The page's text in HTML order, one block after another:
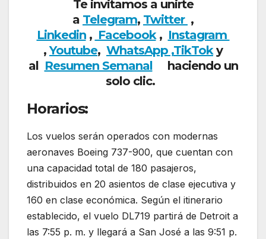
Te invitamos a unirte
a Telegram, Twitter ,
Linkedin, Facebook, Instagram
,Youtube, WhatsApp ,TikToky
al Resumen Semanalhaciendo un
solo clic.
Horarios:
Los vuelos serán operados con modernas
aeronaves Boeing 737-900, que cuentan con
una capacidad total de 180 pasajeros,
distribuidos en 20 asientos de clase ejecutiva y
160 en clase económica. Según el itinerario
establecido, el vuelo DL719 partirá de Detroit a
las 7:55 p. m. y llegará a San José a las 9:51 p.